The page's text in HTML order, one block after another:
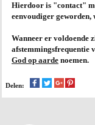
Hierdoor is "contact"
eenvoudiger geworden,
Wanneer er voldoende
afstemmingsfrequentie
God op aarde noemen.
Delen: